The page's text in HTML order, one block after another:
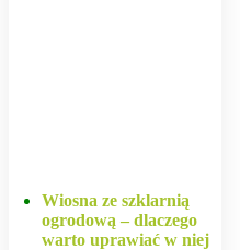
Wiosna ze szklarnią
ogrodową – dlaczego
warto uprawiać w niej